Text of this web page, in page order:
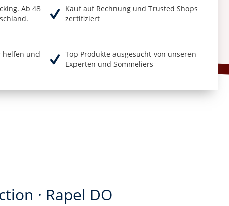
Ab 48
Kauf auf Rechnung und Trusted Shops
zertifiziert
helfen und
Top Produkte ausgesucht von unseren
Experten und Sommeliers
· Rapel DO